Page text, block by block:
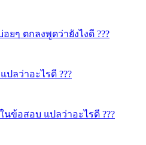
ยๆ ตกลงพูดว่ายังไงดี ???
ปลว่าอะไรดี ???
ในข้อสอบ แปลว่าอะไรดี ???